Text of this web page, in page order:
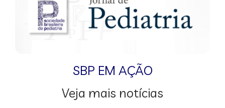
SBP EM AÇÃO
Veja mais notícias